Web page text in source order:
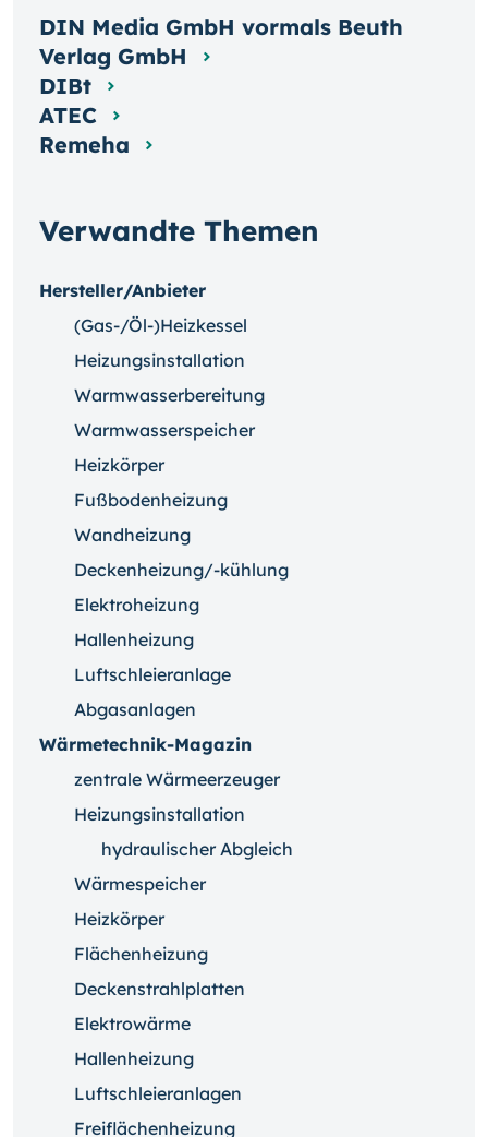
Verwandte Themen
Hersteller/Anbieter
(Gas-/Öl-)Heizkessel
Heizungsinstallation
Warmwasserbereitung
Warmwasserspeicher
Heizkörper
Fußbodenheizung
Wandheizung
Deckenheizung/-kühlung
Elektroheizung
Hallenheizung
Luftschleieranlage
Abgasanlagen
Wärmetechnik-Magazin
zentrale Wärmeerzeuger
Heizungsinstallation
hydraulischer Abgleich
Wärmespeicher
Heizkörper
Flächenheizung
Deckenstrahlplatten
Elektrowärme
Hallenheizung
Luftschleieranlagen
Freiflächenheizung
DIN Media GmbH vormals Beuth
Verlag GmbH
DIBt
ATEC
Remeha